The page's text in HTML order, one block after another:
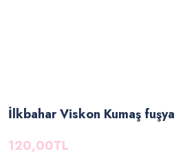
İlkbahar Viskon Kumaş fuşya
120,00TL